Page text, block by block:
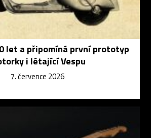
let a připomíná první prototyp
i létající Vespu
7. července 2026